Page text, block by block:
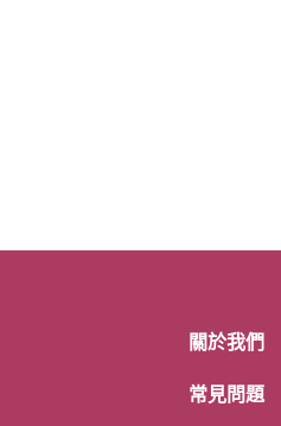
關於我們
常見問題